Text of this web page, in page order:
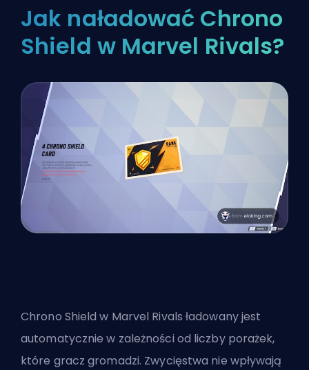
Jak naładować Chrono
Shield w Marvel Rivals?
Chrono Shield w Marvel Rivals ładowany jest
automatycznie w zależności od liczby porażek,
które gracz gromadzi. Zwycięstwa nie wpływają